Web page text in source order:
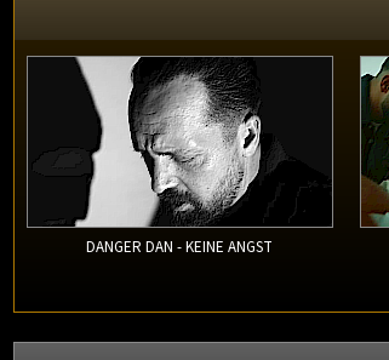
DANGER DAN - KEINE ANGST